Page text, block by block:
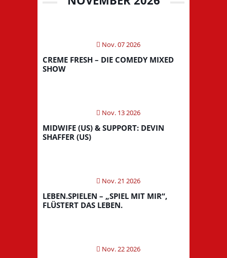
Nov. 07 2026
CREME FRESH – DIE COMEDY MIXED
SHOW
Nov. 13 2026
MIDWIFE (US) & SUPPORT: DEVIN
SHAFFER (US)
Nov. 21 2026
LEBEN.SPIELEN – „SPIEL MIT MIR“,
FLÜSTERT DAS LEBEN.
Nov. 22 2026